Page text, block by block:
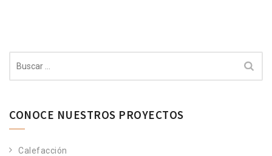
CONOCE NUESTROS PROYECTOS
Calefacción